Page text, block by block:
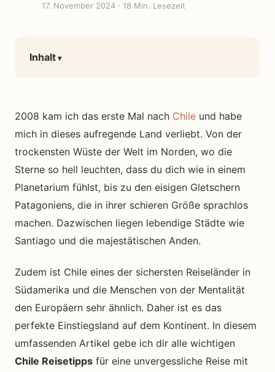
17. November 2024 · 18 Min. Lesezeit
Inhalt
2008 kam ich das erste Mal nach Chile und habe
mich in dieses aufregende Land verliebt. Von der
trockensten Wüste der Welt im Norden, wo die
Sterne so hell leuchten, dass du dich wie in einem
Planetarium fühlst, bis zu den eisigen Gletschern
Patagoniens, die in ihrer schieren Größe sprachlos
machen. Dazwischen liegen lebendige Städte wie
Santiago und die majestätischen Anden.
Zudem ist Chile eines der sichersten Reiseländer in
Südamerika und die Menschen von der Mentalität
den Europäern sehr ähnlich. Daher ist es das
perfekte Einstiegsland auf dem Kontinent. In diesem
umfassenden Artikel gebe ich dir alle wichtigen
Chile Reisetipps für eine unvergessliche Reise mit